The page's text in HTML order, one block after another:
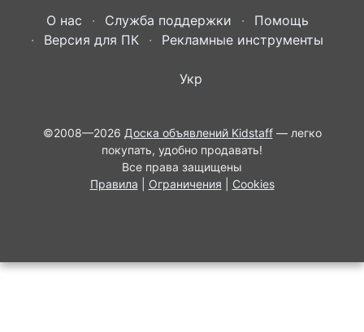
О нас Служба поддержки
Помощь
Версия для ПК
Рекламные инструменты
Укр
©2008—2026 Доска объявлений Kidstaff— легко
покупать, удобно продавать!
Все права защищены
Правила
Ограничения Cookies